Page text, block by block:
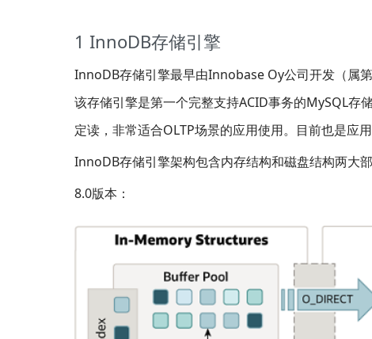
1 InnoDB存储引擎
InnoDB存储引擎最早由Innobase Oy公司开发（属
该存储引擎是第一个完整支持ACID事务的MySQL存
定读，非常适合OLTP场景的应用使用。目前也是应用
InnoDB存储引擎架构包含内存结构和磁盘结构两大
8.0版本：